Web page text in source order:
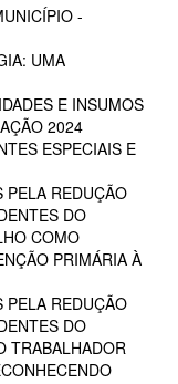
-
UMA
E INSUMOS
2024
ESPECIAIS E
PELA REDUÇÃO
DO
COMO
PRIMÁRIA À
PELA REDUÇÃO
DO
TRABALHADOR